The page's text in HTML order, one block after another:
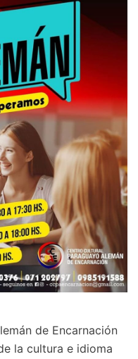
de Encarnación
la cultura e idioma